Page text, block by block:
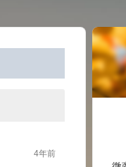
4年前